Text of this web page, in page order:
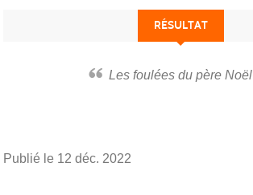
RÉSULTAT
Les foulées du père Noël
Publié le 12 déc. 2022